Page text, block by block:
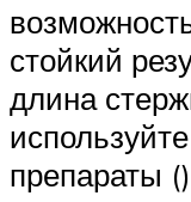
стойкий
длина
препараты